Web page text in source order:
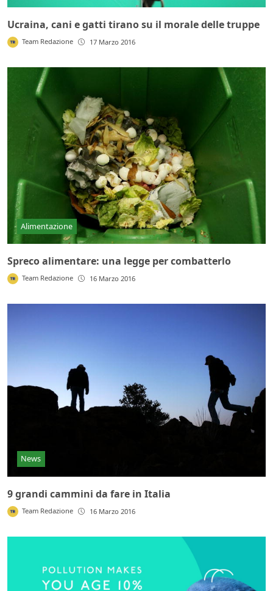
Ucraina, cani e gatti tirano su il morale delle truppe
Team Redazione 17 Marzo 2016
Alimentazione
Spreco alimentare: una legge per combatterlo
Team Redazione 16 Marzo 2016
News
9 grandi cammini da fare in Italia
Team Redazione 16 Marzo 2016